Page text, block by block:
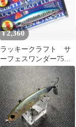
¥2,360
ラッキークラフト サ
ーフェスワンダー75
新品2個セット NW-
Amigo19